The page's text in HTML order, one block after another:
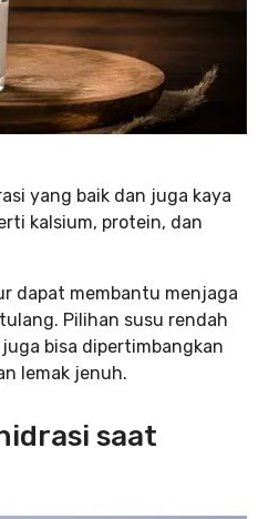
yang baik dan juga kaya
kalsium, protein, dan
dapat membantu menjaga
Pilihan susu rendah
bisa dipertimbangkan
lemak jenuh.
saat